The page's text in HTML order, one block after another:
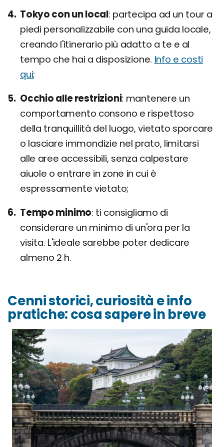
Tokyo con un local partecipa ad un tour a
piedi personalizzabile con una guida locale,
creando l'itinerario più adatto a te e al
tempo che hai a disposizione. Info e costi
qui;
Occhio alle restrizioni mantenere un
comportamento consono e rispettoso
della tranquillità del luogo, vietato sporcare
o lasciare immondizie nel prato, limitarsi
alle aree accessibili, senza calpestare
aiuole o entrare in zone in cui è
espressamente vietato;
Tempo minimo ti consigliamo di
considerare un minimo di un'ora per la
visita. L'ideale sarebbe poter dedicare
almeno 2 h.
Cenni storici, curiosità e info
pratiche: cosa sapere in breve